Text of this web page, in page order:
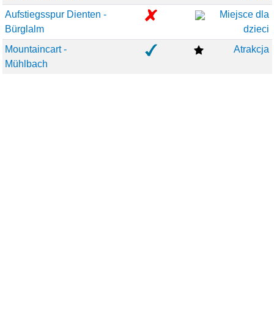
Aufstiegsspur Dienten -
Bürglalm
Miejsce dla
dzieci
Mountaincart -
Mühlbach
Atrakcja